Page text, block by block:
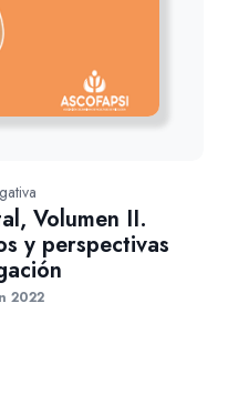
Volumen II.
y perspectivas
2022